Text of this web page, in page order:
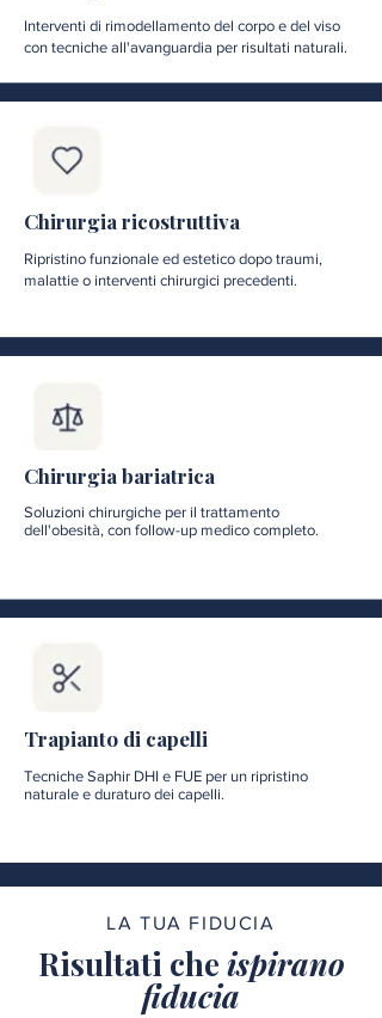
Interventi di rimodellamento del corpo e del viso
con tecniche all'avanguardia per risultati naturali.
Chirurgia ricostruttiva
Ripristino funzionale ed estetico dopo traumi,
malattie o interventi chirurgici precedenti.
Chirurgia bariatrica
Soluzioni chirurgiche per il trattamento
dell'obesità, con follow-up medico completo.
Trapianto di capelli
Tecniche Saphir DHI e FUE per un ripristino
naturale e duraturo dei capelli.
LA TUA FIDUCIA
Risultati che ispirano
fiducia